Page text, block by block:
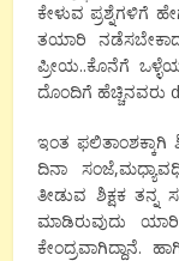
ಕೇಳುವ ಪ್ರಶ್ನೆಗಳಿಗೆ
ತಯಾರಿ
ಪ್ರೀಯ..ಕೊನೆಗೆ
ದೊಂದಿಗೆ ಹೆಚ್ಚಿನವರು
ಇಂತ ಫಲಿತಾಂಶಕ್ಕಾಗಿ
ದಿನಾ
ತೀಡುವ ಶಿಕ್ಷಕ
ಮಾಡಿರುವುದು
ಕೇಂದ್ರವಾಗಿದ್ದಾನೆ.